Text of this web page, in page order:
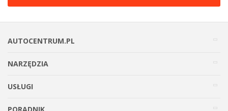
AUTOCENTRUM.PL
NARZĘDZIA
USŁUGI